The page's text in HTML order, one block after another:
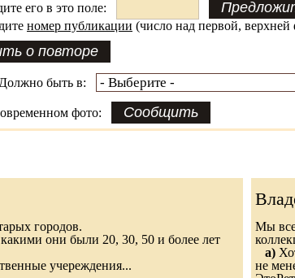
его в это поле:
номер публикации (число над первой,
Должно быть в:
фото:
городов.
они были 20, 30, 50 и более лет
учереждения...
Мы
а)
не